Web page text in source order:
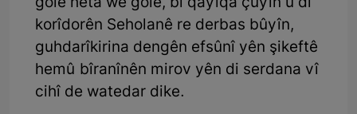
korîdorên Seholanê re derbas bûyîn,
guhdarîkirina dengên efsûnî yên şikeftê
hemû bîranînên mirov yên di serdana vî
cihî de watedar dike.